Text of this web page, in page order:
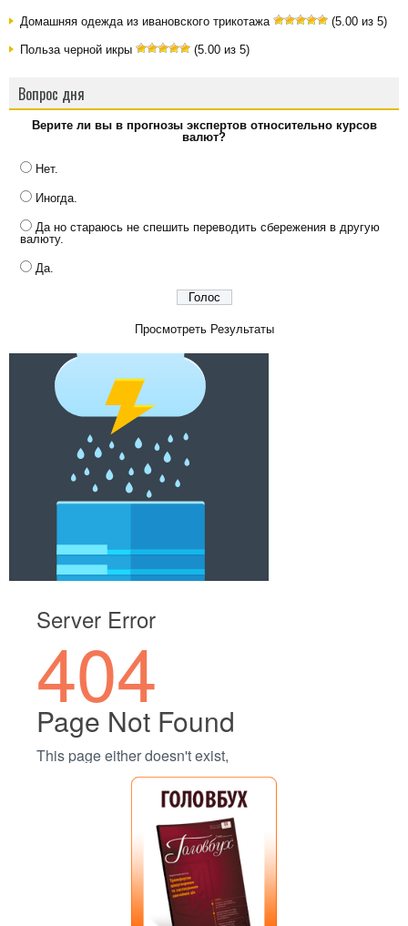
Домашняя одежда из ивановского трикотажа (5.00 из 5)
Польза черной икры (5.00 из 5)
Вопрос дня
Верите ли вы в прогнозы экспертов относительно курсов
валют?
Нет.
Иногда.
Да но стараюсь не спешить переводить сбережения в другую
валюту.
Да.
Просмотреть Результаты